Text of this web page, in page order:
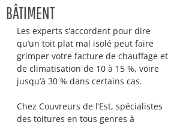
BÂTIMENT
Les experts s’accordent pour dire
qu’un toit plat mal isolé peut faire
grimper votre facture de chauffage et
de climatisation de 10 à 15 %, voire
jusqu’à 30 % dans certains cas.
Chez Couvreurs de l’Est, spécialistes
des toitures en tous genres à